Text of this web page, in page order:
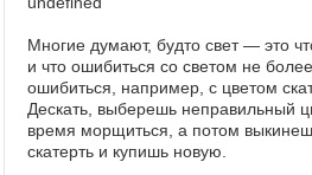
Многие думают, будто свет — это
и что ошибиться со светом не
ошибиться, например, с цветом
Дескать, выберешь неправильный
время морщиться, а потом
скатерть и купишь новую.